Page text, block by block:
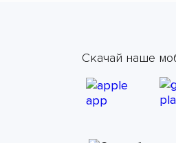
Скачай наше